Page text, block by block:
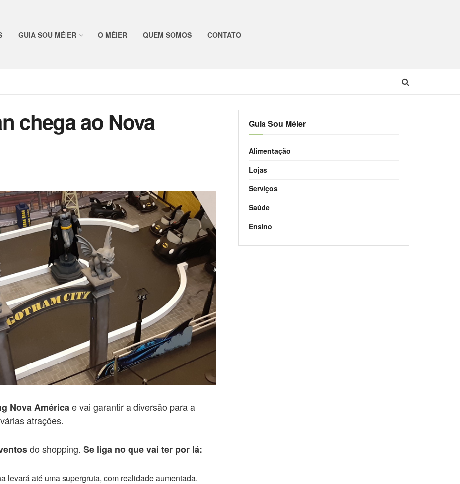
GUIA SOU MÉIER O MÉIER QUEM SOMOS CONTATO
chega ao Nova
Nova Américae vai garantir a diversão para a
atrações.
do shopping. Se liga no que vai ter por lá:
levará até uma supergruta, com realidade aumentada.
Guia Sou Méier
Alimentação
Lojas
Serviços
Saúde
Ensino